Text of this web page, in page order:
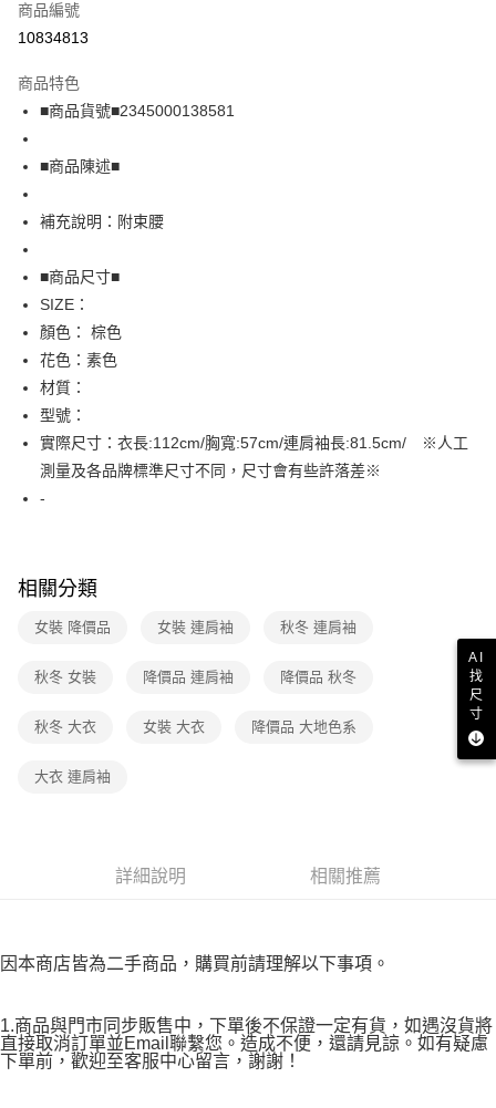
超商取貨付款
Apple Pay
街口支付
全盈+PAY
AFTEE先享後付
相關說明
【關於「AFTEE先享後付」】
AFTEE先享後付是「在收到商品之後才付款」的支付方式。 讓您購物簡單
便利好安心！
１．簡單：不需註冊會員、不需綁卡、不需儲值。
３．安心：先確認商品／服務後，再付款。
【「AFTEE先享後付」結帳流程】
１．於結帳方式選擇「AFTEE先享後付」後，將跳轉至「AFTEE先享後付」
結帳頁面，進行簡訊認證並確認金額後，即可完成結帳。
※ 請注意：結帳手續完成當下不需立刻繳費，但若您需要取消訂單，請聯絡
購買商品的店家。未經商家同意取消之訂單仍視為有效，需透過AFTEE先享
後付繳納相關費用。
※ 交易是否成功請以「AFTEE先享後付 」之結帳頁面顯示為準，若有關於
客戶支援中心」
https://netprotections.freshdesk.com/support/home
【注意事項】
易，需依本服務之必要範圍內提供個人資料，並將交易相關給付款項請求債
權轉讓予恩沛科技股份有限公司。
５．嚴禁一人註冊多個帳號或使用他人資訊註冊。若發現惡意使用之情形，
運送方式
全家取貨付款
免運費
付款後7-11取貨
免運費
宅配
商品編號
10834813
商品特色
■商品貨號■2345000138581
■商品陳述■
補充說明：附束腰
■商品尺寸■
SIZE：
顏色： 棕色
花色：素色
材質：
型號：
實際尺寸：衣長:112cm/胸寬:57cm/連肩袖長:81.5cm/ ※人工
測量及各品牌標準尺寸不同，尺寸會有些許落差※
-
相關分類
女裝 降價品 女裝 連肩袖 秋冬 連肩袖
秋冬 女裝 降價品 連肩袖 降價品 秋冬
秋冬 大衣 女裝 大衣 降價品 大地色系
大衣 連肩袖
詳細說明 相關推薦
因本商店皆為二手商品，購買前請理解以下事項。
1.商品與門市同步販售中，下單後不保證一定有貨，如遇沒貨將
直接取消訂單並Email聯繫您。造成不便，還請見諒。如有疑慮
下單前，歡迎至客服中心留言，謝謝！
AI
找
尺
寸